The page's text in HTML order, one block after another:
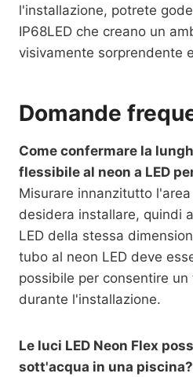
l'installazione, potrete
IP68LED che creano un
visivamente sorprendente
Domande
Come confermare la
flessibile al neon a LED
Misurare innanzitutto
desidera installare, quindi
LED della stessa
tubo al neon LED deve
possibile per consentire
durante l'installazione.
Le luci LED Neon Flex
sott'acqua in una piscina?